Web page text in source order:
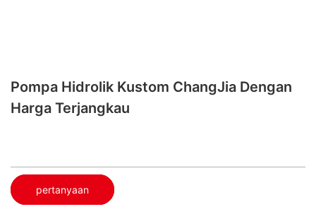
Pompa Hidrolik Kustom ChangJia Dengan
Harga Terjangkau
pertanyaan